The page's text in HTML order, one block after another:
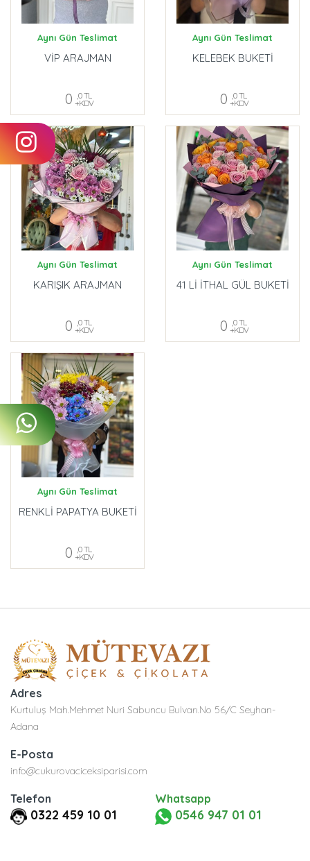
Aynı Gün Teslimat
VİP ARAJMAN
0 ,0 TL
+KDV
Aynı Gün Teslimat
KELEBEK BUKETİ
0 ,0 TL
+KDV
Aynı Gün Teslimat
KARIŞIK ARAJMAN
0 ,0 TL
+KDV
Aynı Gün Teslimat
41 Lİ İTHAL GÜL BUKETİ
0 ,0 TL
+KDV
Aynı Gün Teslimat
RENKLİ PAPATYA BUKETİ
0 ,0 TL
+KDV
Adres
Kurtuluş Mah.Mehmet Nuri Sabuncu Bulvarı.No 56/C Seyhan-
Adana
E-Posta
info@cukurovaciceksiparisi.com
Telefon
0322 459 10 01
Whatsapp
0546 947 01 01